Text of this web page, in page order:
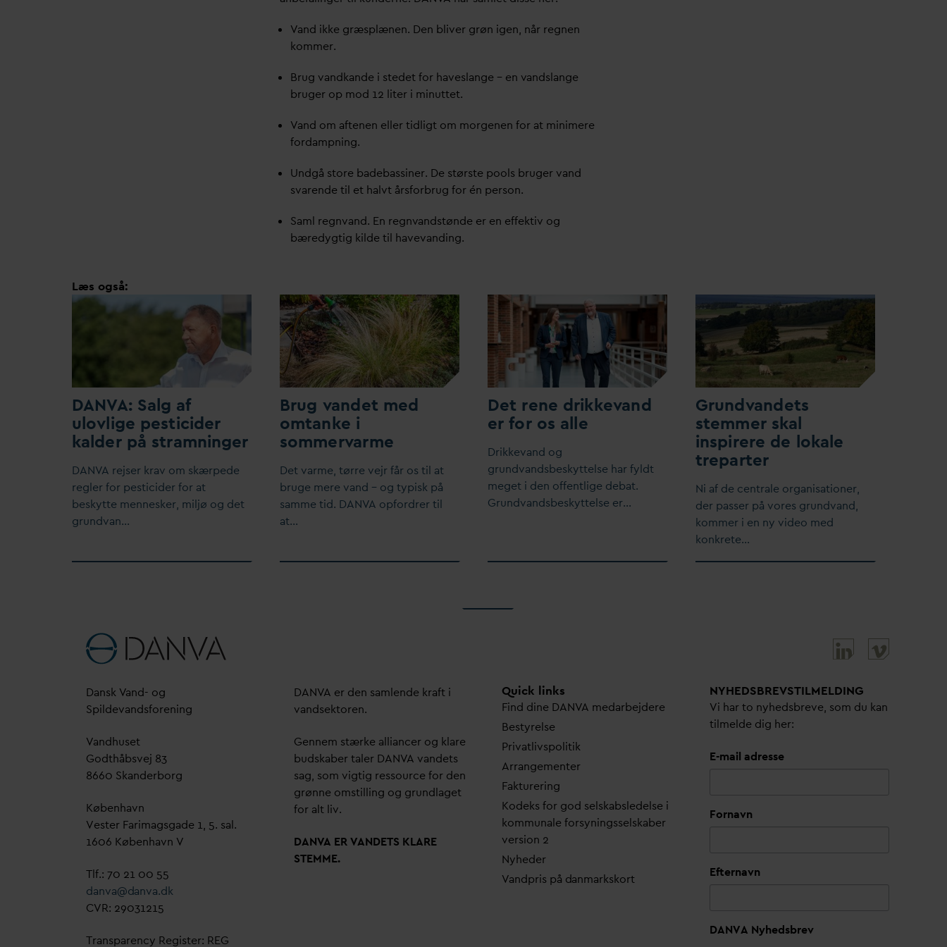
Vand ikke græsplænen. Den bliver grøn igen, når regnen
kommer.
Brug vandkande i stedet for haveslange – en vandslange
bruger op mod 12 liter i minuttet.
Vand om aftenen eller tidligt om morgenen for at minimere
fordampning.
Undgå store badebassiner. De største pools bruger vand
svarende til et halvt årsforbrug for én person.
Saml regnvand. En regnvandstønde er en effektiv og
bæredygtig kilde til havevanding.
Læs også:
DANVA: Salg af
ulovlige pesticider
kalder på stramninger
DANVA rejser krav om skærpede
regler for pesticider for at
beskytte mennesker, miljø og det
grundvan…
Brug vandet med
omtanke i
sommervarme
Det varme, tørre vejr får os til at
bruge mere vand – og typisk på
samme tid. DANVA opfordrer til
at…
Det rene drikkevand
er for os alle
Drikkevand og
grundvandsbeskyttelse har fyldt
meget i den offentlige debat.
Grundvandsbeskyttelse er…
Grundvandets
stemmer skal
inspirere de lokale
treparter
​Ni af de centrale organisationer,
der passer på vores grundvand,
kommer i en ny video med
konkrete…
Dansk Vand- og
Spildevandsforening
Vandhuset
Godthåbsvej 83
8660 Skanderborg
København
Vester Farimagsgade 1, 5. sal.
1606 København V
Tlf.: 70 21 00 55
danva@danva.dk
CVR: 29031215
Transparency Register: REG
DANVA er den samlende kraft i
vandsektoren.
Gennem stærke alliancer og klare
budskaber taler DANVA vandets
sag, som vigtig ressource for den
grønne omstilling og grundlaget
for alt liv.
DANVA ERVANDETS KLARE
STEMME.
Quick links
Find dine DANVA medarbejdere
Bestyrelse
Privatlivspolitik
Arrangementer
Fakturering
Kodeks for god selskabsledelse i
kommunale forsyningsselskaber
version 2
Nyheder
Vandpris på danmarkskort
NYHEDSBREVS­TILMELDING
Vi har to nyhedsbreve, som du kan
tilmelde dig her:
E-mail adresse
Fornavn
Efternavn
DANVA Nyhedsbrev